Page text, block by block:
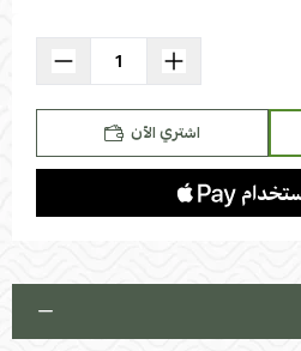
اشتري الآن